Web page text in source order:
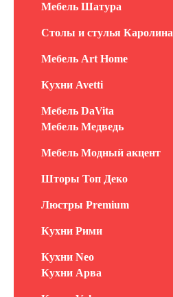
Мебель Шатура
Столы и стулья Каролина
Мебель Art Home
Кухни Avetti
Мебель DaVita
Мебель Медведь
Мебель Модный акцент
Шторы Топ Деко
Люстры Premium
Кухни Рими
Кухни Neo
Кухни Арва